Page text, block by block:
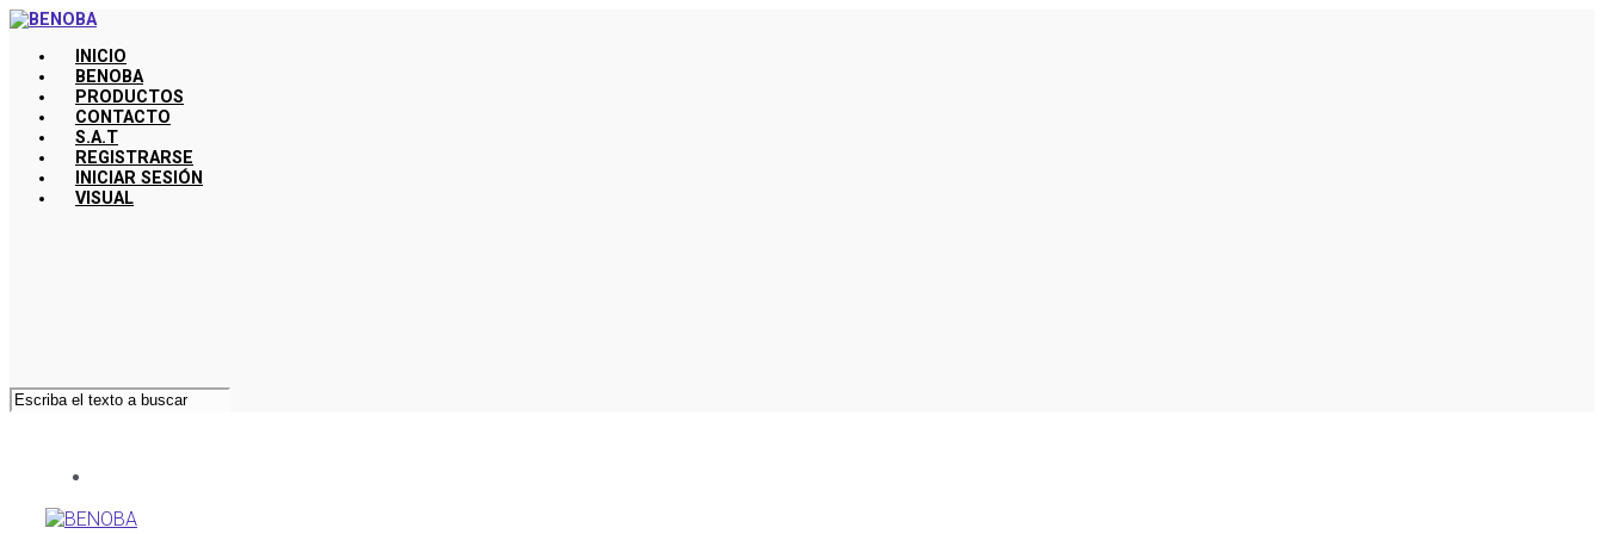
Saltar
contenido
principal
INICIO
BENOBA
PRODUCTOS
CONTACTO
S.A.T
REGISTRARSE
INICIAR SESIÓN
VISUAL